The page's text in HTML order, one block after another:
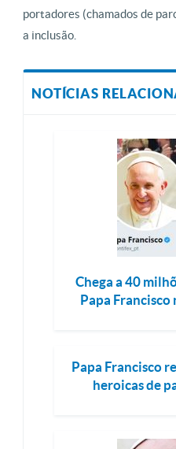
portadores (chamados de
a inclusão.
NOTÍCIAS
Chega a 40
Papa Francisco
Papa Francisco
heroicas de